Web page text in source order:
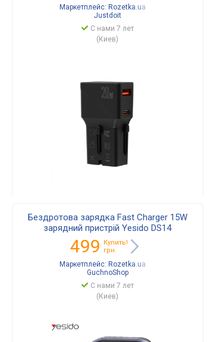
Маркетплейс:Rozetka.ua
Justdoit
С нами 7 лет
(Киев)
Бездротова зарядка Fast Charger 15W
зарядний пристрій Yesido DS14
499
Купить!
грн.
Маркетплейс: Rozetka.ua
GuchnoShop
С нами 7 лет
(Киев)